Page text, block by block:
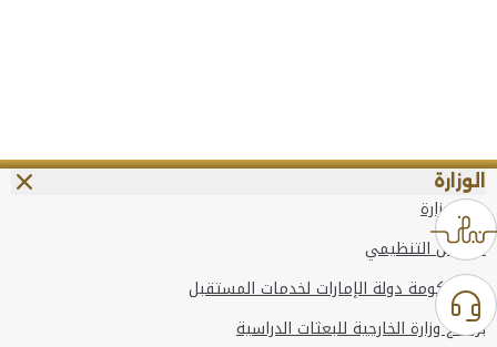
الوزارة
عن الوزارة
الهيكل التنظيمي
وعد حكومة دولة الإمارات لخدمات المستقبل
برنامج وزارة الخارجية للبعثات الدراسية